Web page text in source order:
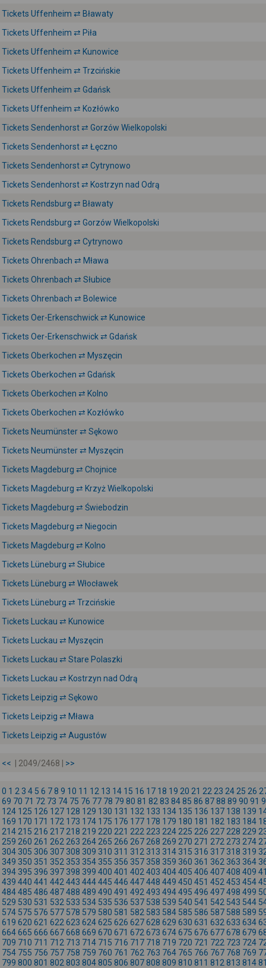
Tickets Uffenheim ⇄ Bławaty
Tickets Uffenheim ⇄ Piła
Tickets Uffenheim ⇄ Kunowice
Tickets Uffenheim ⇄ Trzcińskie
Tickets Uffenheim ⇄ Gdańsk
Tickets Uffenheim ⇄ Kozłówko
Tickets Sendenhorst ⇄ Gorzów Wielkopolski
Tickets Sendenhorst ⇄ Łęczno
Tickets Sendenhorst ⇄ Cytrynowo
Tickets Sendenhorst ⇄ Kostrzyn nad Odrą
Tickets Rendsburg ⇄ Bławaty
Tickets Rendsburg ⇄ Gorzów Wielkopolski
Tickets Rendsburg ⇄ Cytrynowo
Tickets Ohrenbach ⇄ Mława
Tickets Ohrenbach ⇄ Słubice
Tickets Ohrenbach ⇄ Bolewice
Tickets Oer-Erkenschwick ⇄ Kunowice
Tickets Oer-Erkenschwick ⇄ Gdańsk
Tickets Oberkochen ⇄ Myszęcin
Tickets Oberkochen ⇄ Gdańsk
Tickets Oberkochen ⇄ Kolno
Tickets Oberkochen ⇄ Kozłówko
Tickets Neumünster ⇄ Sękowo
Tickets Neumünster ⇄ Myszęcin
Tickets Magdeburg ⇄ Chojnice
Tickets Magdeburg ⇄ Krzyż Wielkopolski
Tickets Magdeburg ⇄ Świebodzin
Tickets Magdeburg ⇄ Niegocin
Tickets Magdeburg ⇄ Kolno
Tickets Lüneburg ⇄ Słubice
Tickets Lüneburg ⇄ Włocławek
Tickets Lüneburg ⇄ Trzcińskie
Tickets Luckau ⇄ Kunowice
Tickets Luckau ⇄ Myszęcin
Tickets Luckau ⇄ Stare Polaszki
Tickets Luckau ⇄ Kostrzyn nad Odrą
Tickets Leipzig ⇄ Sękowo
Tickets Leipzig ⇄ Mława
Tickets Leipzig ⇄ Augustów
<< | 2049/2468 | >>
0 1 2 3 4 5 6 78 9 10 11 12 13 14 15 16 17 18 19 20 21 22 23 24 25 26
69 70 71 72 73 74 75 76 77 78 79 80 81 82 83 8485 86 8788 89 90 91
124 125 126 127 128 129 130 131 132 133 134 135 136 137 138 139
169 170 171 172 173 174 175 176 177 178 179 180 181 182 183 184
214 215 216 217 218 219 220 221 222 223 224 225 226 227 228 229
259 260 261 262 263 264 265 266 267 268 269 270 271 272 273 274
304 305 306 307 308 309 310 311 312 313 314 315 316 317 318 319
349 350 351 352 353 354 355 356 357 358 359 360 361 362 363 364
394 395 396 397 398 399 400 401 402 403 404405 406 407408 409
439 440 441 442 443 444445 446 447448 449 450 451 452 453 454
484485 486 487488 489 490 491 492 493 494495 496 497498 499
529 530 531 532 533 534 535 536 537 538 539 540 541 542 543 544
574 575 576 577 578 579 580 581 582 583 584 585 586 587 588 589
619 620 621 622 623 624625 626 627628 629 630 631 632 633 634
664665 666 667668 669 670 671 672 673 674675 676 677678 679
709 710 711 712 713 714 715 716 717 718 719 720 721 722 723 724
754 755 756 757 758 759 760 761 762 763 764 765 766 767 768 769
799 800 801 802 803 804805 806 807808 809 810 811 812 813 814